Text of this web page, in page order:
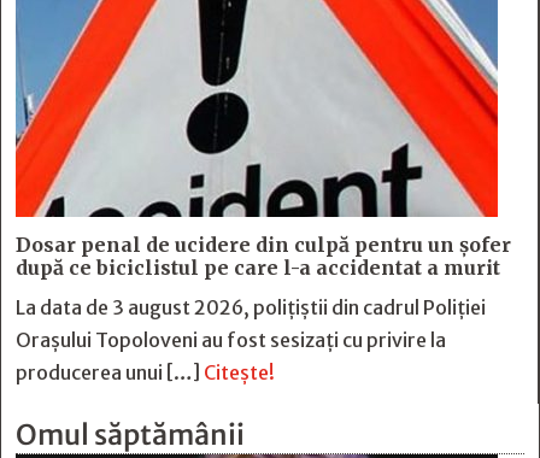
Dosar penal de ucidere din culpă pentru un șofer
după ce biciclistul pe care l-a accidentat a murit
La data de 3 august 2026, polițiștii din cadrul Poliției
Orașului Topoloveni au fost sesizați cu privire la
producerea unui […] Citește!
Omul săptămânii